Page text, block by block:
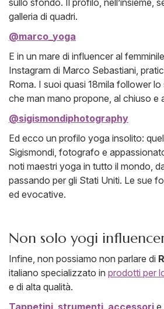
galleria di quadri.
@marco_yoga
E in un mare di influencer al
Instagram di Marco Sebastiani,
Roma. I suoi quasi 18mila follower
che man mano propone, al chiuso e
@sigismondiphotography
Ed ecco un profilo yoga insolito:
Sigismondi, fotografo e
noti maestri yoga in tutto il mondo,
passando per gli Stati Uniti. Le sue
ed evocative.
Non solo yogi
Infine, non possiamo non parlare di
italiano specializzato in prodotti per
e di alta qualità.
Tappetini strumenti accessori e